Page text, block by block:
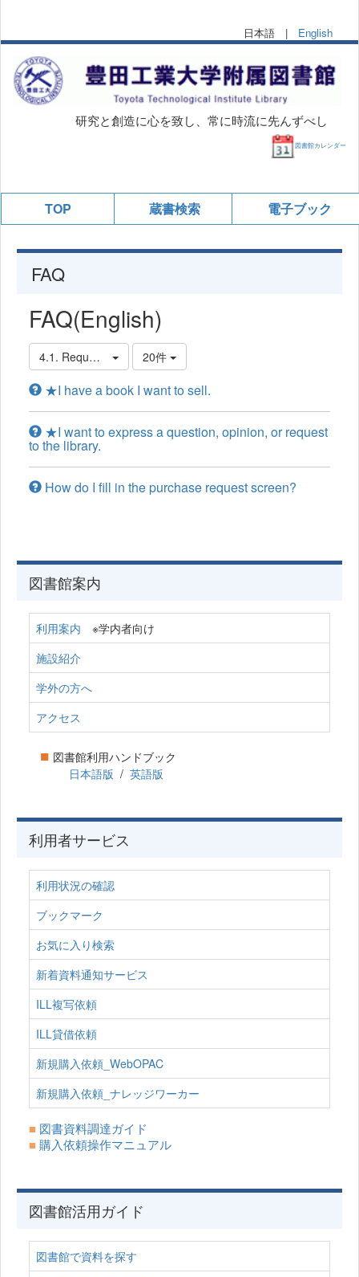
日本語 | English
研究と創造に心を致し、常に時流に先んずべし
図書館カレンダー
TOP 蔵書検索 電子ブック
FAQ
FAQ(English)
4.1. Requests to the Library
20件
★I have a book I want to sell.
★I want to express a question, opinion, or request
to the library.
How do I fill in the purchase request screen?
図書館案内
利用案内 ※学内者向け
施設紹介
学外の方へ
アクセス
■ 図書館利用ハンドブック
日本語版 / 英語版
利用者サービス
利用状況の確認
ブックマーク
お気に入り検索
新着資料通知サービス
ILL複写依頼
ILL貸借依頼
新規購入依頼_WebOPAC
新規購入依頼_ナレッジワーカー
■ 図書資料調達ガイド
■購入依頼操作マニュアル
図書館活用ガイド
図書館で資料を探す